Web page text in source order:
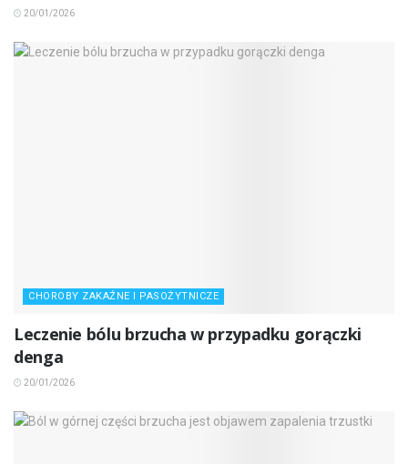
20/01/2026
CHOROBY ZAKAŹNE I PASOŻYTNICZE
Leczenie bólu brzucha w przypadku gorączki
denga
20/01/2026